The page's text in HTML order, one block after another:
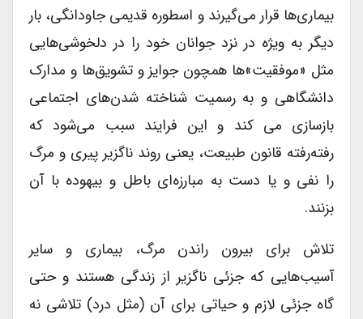
بیماری‌ها قرار می‌گیرند و اسطوره قدیمی جاودانگی، بار
دیگر به ویژه در نزد جوانان خود را در دلخوشی‌هایی
مثل «موفقیت»‌ها همچون جوایز و تشویق‌ها و مدارک
دانشگاهی و به رسمیت شناخته شدن‌های اجتماعی
بازسازی می کند و این فرایند سبب می‌شود که
رفته‌رفته قانون طبیعت، یعنی روند ناگزیر پیری و مرگ
را نفی و یا دست به مبارزه‌ای باطل و بیهوده با آن
بزنند.
تلاش برای بیرون راندن مرگ، بیماری و سایر
آسیب‌هایی که جزئی ناگزیر از زندگی هستند و حتی
گاه جزئی لازم و حیاتی برای آن (مثل درد) تلاشی نه